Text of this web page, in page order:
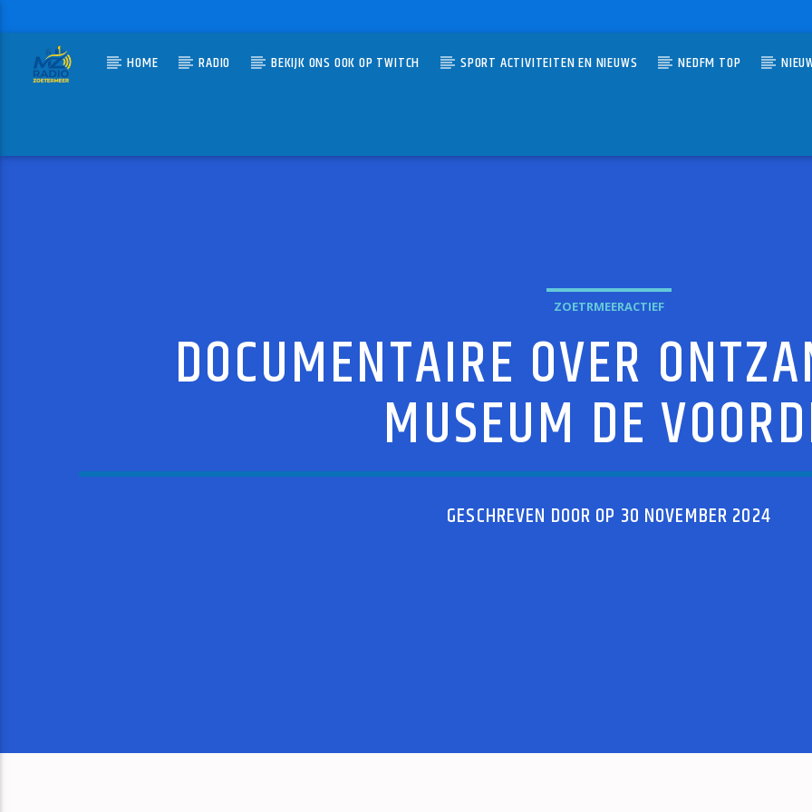
HOME RADIO BEKIJK ONS OOK OP TWITCH SPORT ACTIVITEITEN EN NIEUWS NEDFM TOP
ZOETRMEERACTIEF
DOCUMENTAIRE OVER
MUSEUM DE
GESCHREVEN DOOR OP 30 NOVEMBER 2024